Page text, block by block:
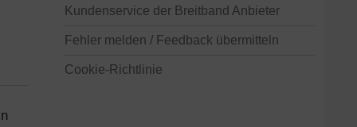
Kundenservice der Breitband Anbieter
Fehler melden / Feedback übermitteln
Cookie-Richtlinie